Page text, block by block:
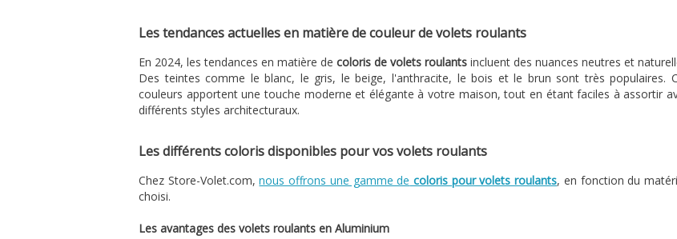
Les tendances actuelles en matière de couleur de volets roulants
En 2024, les tendances en matière de coloris de volets roulants incluent des nuances neutres et
Des teintes comme le blanc, le gris, le beige, l'anthracite, le bois et le brun sont très populaires.
couleurs apportent une touche moderne et élégante à votre maison, tout en étant faciles à assortir
différents styles architecturaux.
Les différents coloris disponibles pour vos volets roulants
Chez Store-Volet.com,nous offrons une gamme de coloris pour volets roulants, en fonction du
choisi.
Les avantages des volets roulants en Aluminium